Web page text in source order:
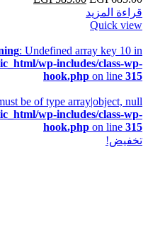
قراءة المزيد
Quick view
: Undefined array key 10 in
wp-includes/class-wp-
hook.php on line 315
be of type array|object, null
wp-includes/class-wp-
hook.php on line 315
تخفيض!